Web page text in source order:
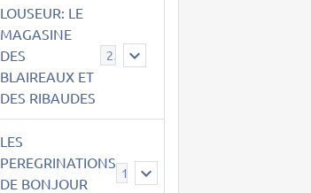
LOUSEUR: LE
MAGASINE
DES
BLAIREAUX ET
DES RIBAUDES
21
LES
PEREGRINATIONS
DE BONJOUR
14